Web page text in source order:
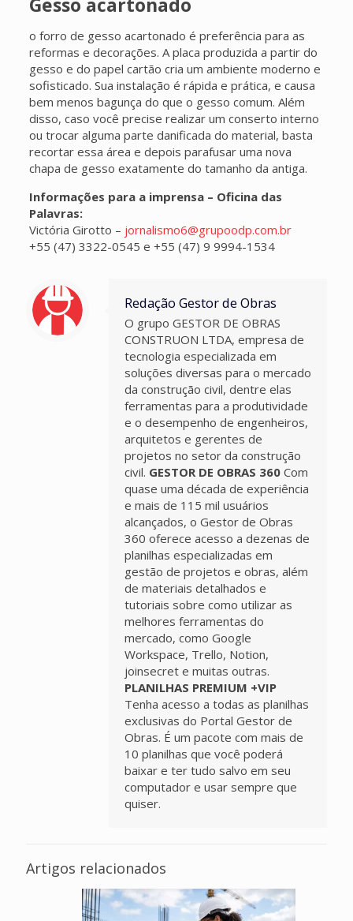
o forro de gesso acartonado é preferência para as
reformas e decorações. A placa produzida a partir do
gesso e do papel cartão cria um ambiente moderno e
sofisticado. Sua instalação é rápida e prática, e causa
bem menos bagunça do que o gesso comum. Além
disso, caso você precise realizar um conserto interno
ou trocar alguma parte danificada do material, basta
recortar essa área e depois parafusar uma nova
chapa de gesso exatamente do tamanho da antiga.
Informações para a imprensa – Oficina das
Palavras:
Victória Girotto – jornalismo6@grupoodp.com.br
+55 (47) 3322-0545 e +55 (47) 9 9994-1534
Redação Gestor de Obras
O grupo GESTOR DE OBRAS
CONSTRUON LTDA, empresa de
tecnologia especializada em
soluções diversas para o mercado
da construção civil, dentre elas
ferramentas para a produtividade
e o desempenho de engenheiros,
arquitetos e gerentes de
projetos no setor da construção
civil. GESTOR DE OBRAS 360 Com
quase uma década de experiência
e mais de 115 mil usuários
alcançados, o Gestor de Obras
360 oferece acesso a dezenas de
planilhas especializadas em
gestão de projetos e obras, além
de materiais detalhados e
tutoriais sobre como utilizar as
melhores ferramentas do
mercado, como Google
Workspace, Trello, Notion,
joinsecret e muitas outras.
PLANILHAS PREMIUM +VIP
Tenha acesso a todas as planilhas
exclusivas do Portal Gestor de
Obras. É um pacote com mais de
10 planilhas que você poderá
baixar e ter tudo salvo em seu
computador e usar sempre que
quiser.
Artigos relacionados